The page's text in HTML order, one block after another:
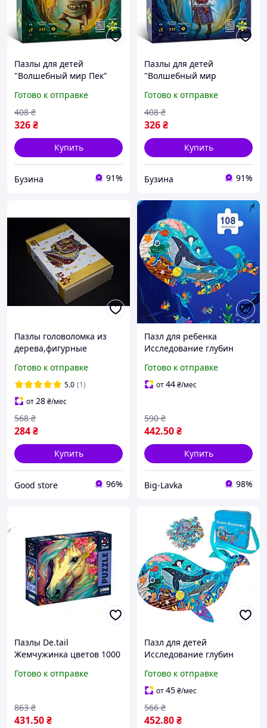
Пазлы для детей
"Волшебный мир Пек"
элементов buzyna
Готово к отправке
326₴
408 ₴
Купить
Бузина 91%
Пазлы для детей
"Волшебный мир
(270002-UA) 96 элементов
buzyna
Готово к отправке
326₴
408 ₴
Купить
Бузина 91%
Пазлы головоломка из
дерева,фигурные
цветные в виде
животных тигр для
детей.gs
Готово к отправке
5.0 (1)
от28₴/мес
284₴
568 ₴
Купить
Good store 96%
Пазл для ребенка
Исследование глубин
Синий
Готово к отправке
от44₴/мес
442.50₴
590 ₴
Купить
Big-Lavka 98%
Пазлы De.tail
Жемчужинка цветов 1000
развитие моторики
Готово к отправке
431.50₴
863 ₴
Пазл для детей
Исследование глубин
Синий
Готово к отправке
от45₴/мес
452.80₴
566 ₴